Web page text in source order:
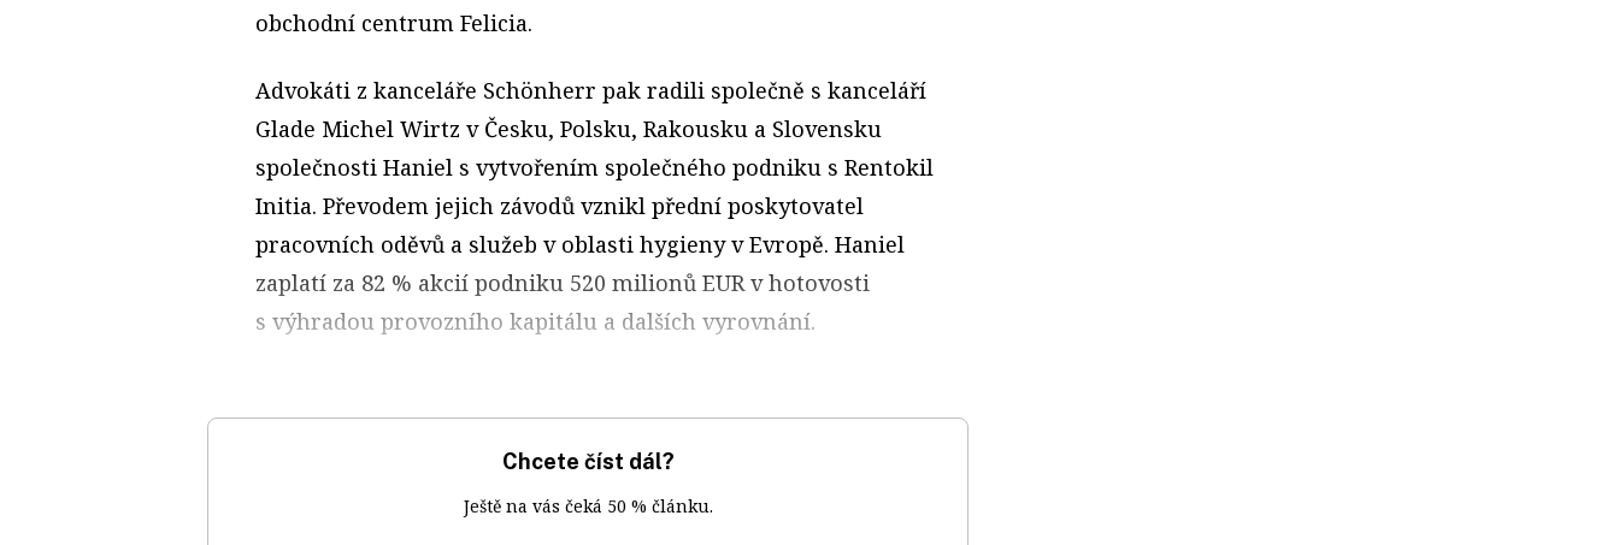
obchodní centrum Felicia.
Advokáti z kanceláře Schönherr pak radili společně s kanceláří
Glade Michel Wirtz v Česku, Polsku, Rakousku a Slovensku
společnosti Haniel s vytvořením společného podniku s Rentokil
Initia. Převodem jejich závodů vznikl přední poskytovatel
pracovních oděvů a služeb v oblasti hygieny v Evropě. Haniel
zaplatí za 82 % akcií podniku 520 milionů EUR v hotovosti
s výhradou provozního kapitálu a dalších vyrovnání.
Chcete číst dál?
Ještě na vás čeká 50 % článku.